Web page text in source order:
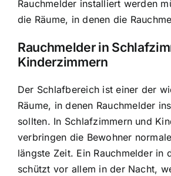
Rauchmelder installiert werden
die Räume, in denen die
Rauchmelder in
Kinderzimmern
Der Schlafbereich ist einer der
Räume, in denen Rauchmelder
sollten. In Schlafzimmern und
verbringen die Bewohner
längste Zeit. Ein Rauchmelder in
schützt vor allem in der Nacht,